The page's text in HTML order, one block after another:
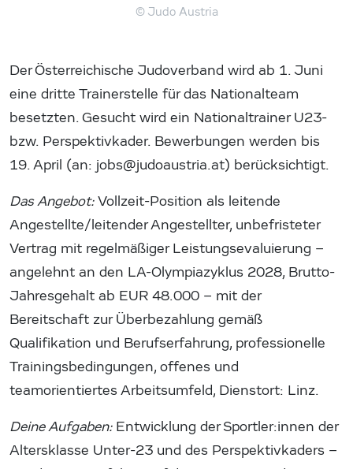
© Judo Austria
Der Österreichische Judoverband wird ab 1. Juni
eine dritte Trainerstelle für das Nationalteam
besetzten. Gesucht wird ein Nationaltrainer U23-
bzw. Perspektivkader. Bewerbungen werden bis
19. April (an: jobs@judoaustria.at) berücksichtigt.
Das Angebot:Vollzeit-Position als leitende
Angestellte/leitender Angestellter, unbefristeter
Vertrag mit regelmäßiger Leistungsevaluierung –
angelehnt an den LA-Olympiazyklus 2028, Brutto-
Jahresgehalt ab EUR 48.000 – mit der
Bereitschaft zur Überbezahlung gemäß
Qualifikation und Berufserfahrung, professionelle
Trainingsbedingungen, offenes und
teamorientiertes Arbeitsumfeld, Dienstort: Linz.
Deine Aufgaben: Entwicklung der Sportler:innen der
Altersklasse Unter-23 und des Perspektivkaders –